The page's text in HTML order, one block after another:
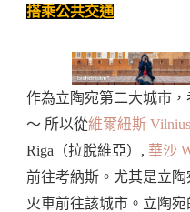
搭乘公共交通
作為立陶宛第二大城市
～ 所以從維爾紐斯 Vilnius
Riga（拉脫維亞）, 華沙
前往考納斯。尤其是立
火車前往該城市。立陶